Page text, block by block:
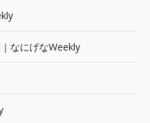
なにげなWeekly